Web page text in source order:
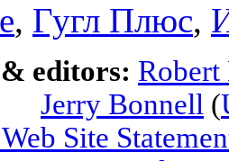
, Гугл Плюс,
editors:
Jerry Bonnell (
Site